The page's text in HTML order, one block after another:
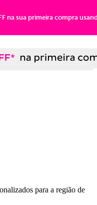
na sua primeira compra
para a região de